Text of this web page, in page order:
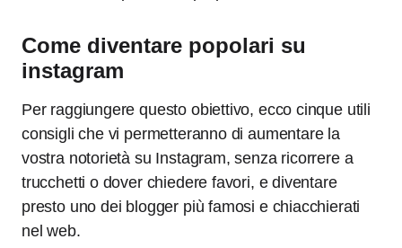
Come diventare popolari su
instagram
Per raggiungere questo obiettivo, ecco cinque utili
consigli che vi permetteranno di aumentare la
vostra notorietà su Instagram, senza ricorrere a
trucchetti o dover chiedere favori, e diventare
presto uno dei blogger più famosi e chiacchierati
nel web.